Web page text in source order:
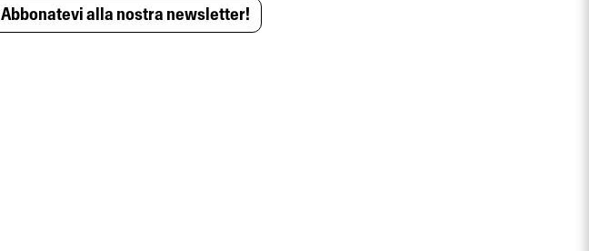
Abbonatevi alla nostra newsletter!